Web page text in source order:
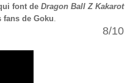
font de Dragon Ball Z Kakarot
de Goku.
8/10